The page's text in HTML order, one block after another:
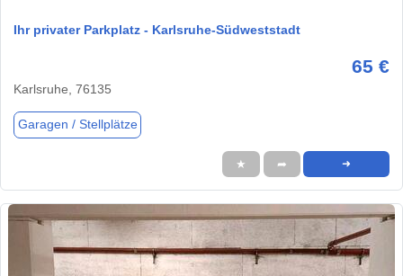
Ihr privater Parkplatz - Karlsruhe-Südweststadt
65 €
Karlsruhe, 76135
Garagen / Stellplätze
★ ➦ ➜